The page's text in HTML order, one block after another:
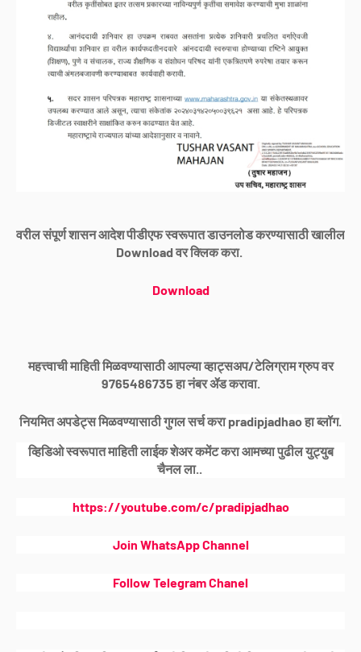
वरील संपूर्ण शासन आदेश पीडीएफ स्वरूपात डाउनलोड करण्यासाठी खालील
Download वर क्लिक करा.
Download
महत्त्वाची माहिती मिळवण्यासाठी आपल्या व्हाट्सअप/टेलिग्राम ग्रुप वर
9765486735 हा नंबर ॲड करावा.
नियमित अपडेट्स मिळवण्यासाठी गुगल सर्च करा pradipjadhao हा ब्लॉग.
व्हिडिओ स्वरूपात माहिती लाईक शेअर कमेंट करा आमच्या पुढील युट्युब
चैनल ला..
https://youtube.com/c/pradipjadhao
Join WhatsApp Channel
Follow Telegram Chanel
About Us Contact Us
Privacy Policy